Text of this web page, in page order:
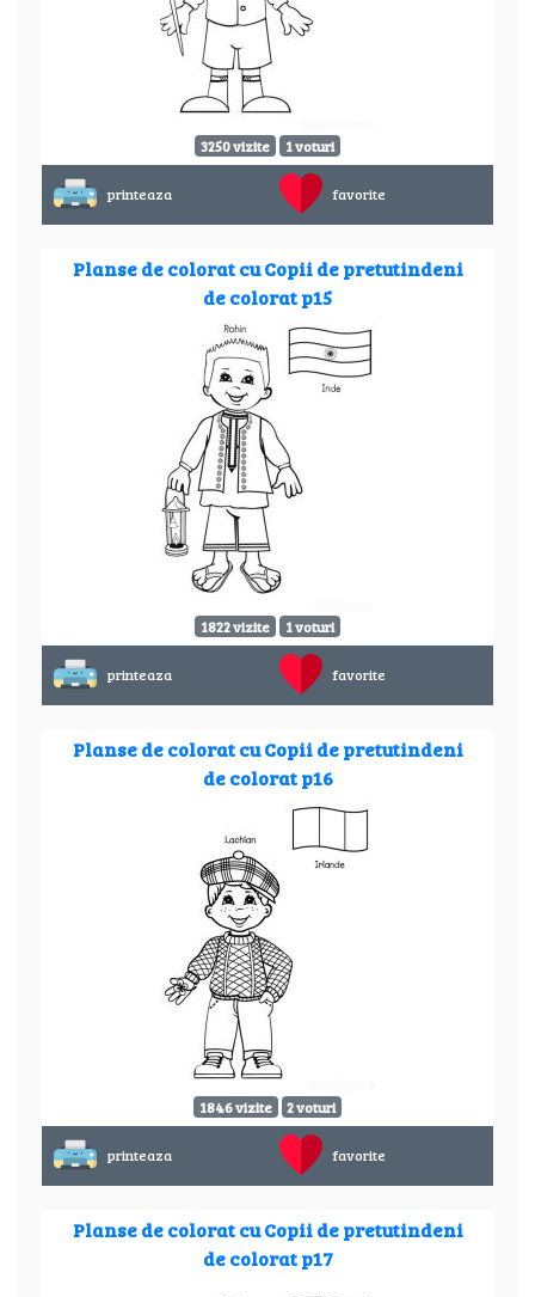
3250 vizite 1 voturi
printeaza favorite
Planse de colorat cu Copii de pretutindeni
de colorat p15
1822 vizite 1 voturi
printeaza favorite
Planse de colorat cu Copii de pretutindeni
de colorat p16
1846 vizite 2 voturi
printeaza favorite
Planse de colorat cu Copii de pretutindeni
de colorat p17